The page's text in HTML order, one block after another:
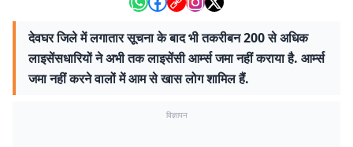
देवघर जिले में लगातार सूचना के बाद भी तकरीबन 200 से अधिक
लाइसेंसधारियों ने अभी तक लाइसेंसी आर्म्स जमा नहीं कराया है. आर्म्स
जमा नहीं करने वालों में आम से खास लोग शामिल हैं.
विज्ञापन